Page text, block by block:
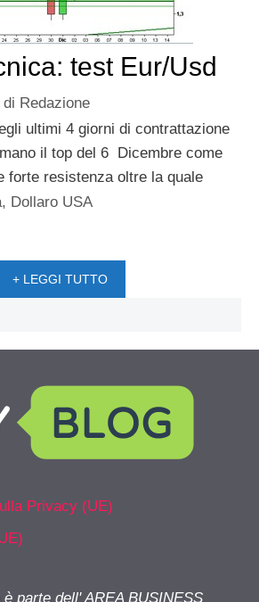
test Eur/Usd
di Redazione
ultimi 4 giorni di contrattazione
il top del 6 Dicembre come
forte resistenza oltre la quale
, Dollaro USA
+ LEGGI TUTTO
Privacy (UE)
parte dell' AREA BUSINESS